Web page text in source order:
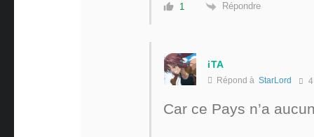
1 Répondre
iTA
Répond à StarLord
Car ce Pays n’a